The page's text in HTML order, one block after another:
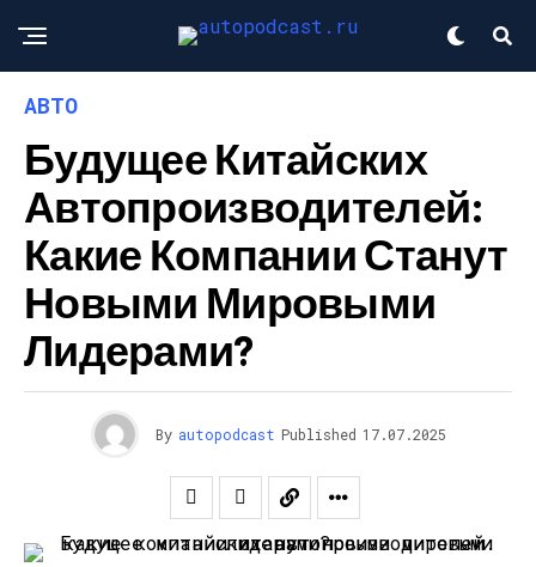
АВТО
Будущее Китайских
Автопроизводителей:
Какие Компании Станут
Новыми Мировыми
Лидерами?
By autopodcast Published 17.07.2025